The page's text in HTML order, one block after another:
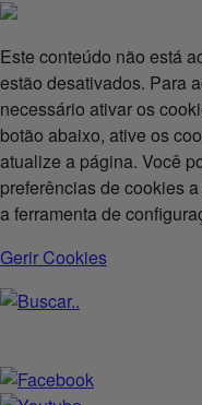
Este conteúdo não está
estão desativados. Para
necessário ativar os
botão abaixo, ative os
atualize a página. Você
preferências de cookies
a ferramenta de
Gerir Cookies